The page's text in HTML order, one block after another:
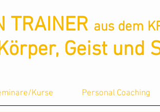
TRAINER aus dem
Geist und
Kurse Personal Coaching